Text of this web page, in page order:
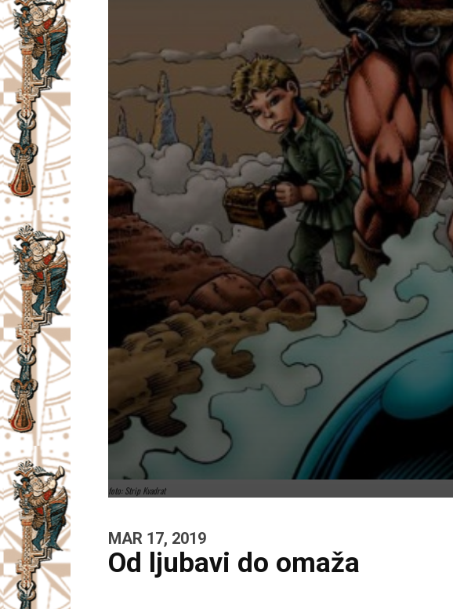
foto: Strip Kvadrat
MAR 17, 2019
Od ljubavi do omaža